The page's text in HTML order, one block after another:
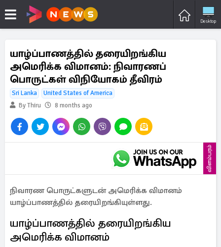
Desktop
யாழ்ப்பாணத்தில் தரையிறங்கிய
அமெரிக்க விமானம்: நிவாரணப்
பொருட்கள் விநியோகம் தீவிரம்
Sri Lanka
United States of America
By Thiru
8 months ago
விளம்பரம்
நிவாரண பொருட்களுடன் அமெரிக்க விமானம்
யாழ்ப்பாணத்தில் தரையிறங்கியுள்ளது.
யாழ்ப்பாணத்தில் தரையிறங்கிய
அமெரிக்க விமானம்